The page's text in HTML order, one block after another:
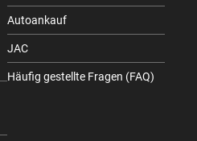
Autoankauf
JAC
Häufig gestellte Fragen (FAQ)